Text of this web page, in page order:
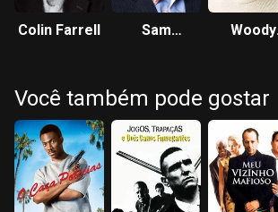
Colin Farrell
Sam
Woody
Você também pode gostar